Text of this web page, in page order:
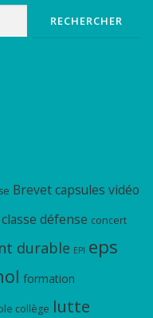
Brevetcapsules vidéo
classe défense concert
durable EPI eps
formation
collège lutte